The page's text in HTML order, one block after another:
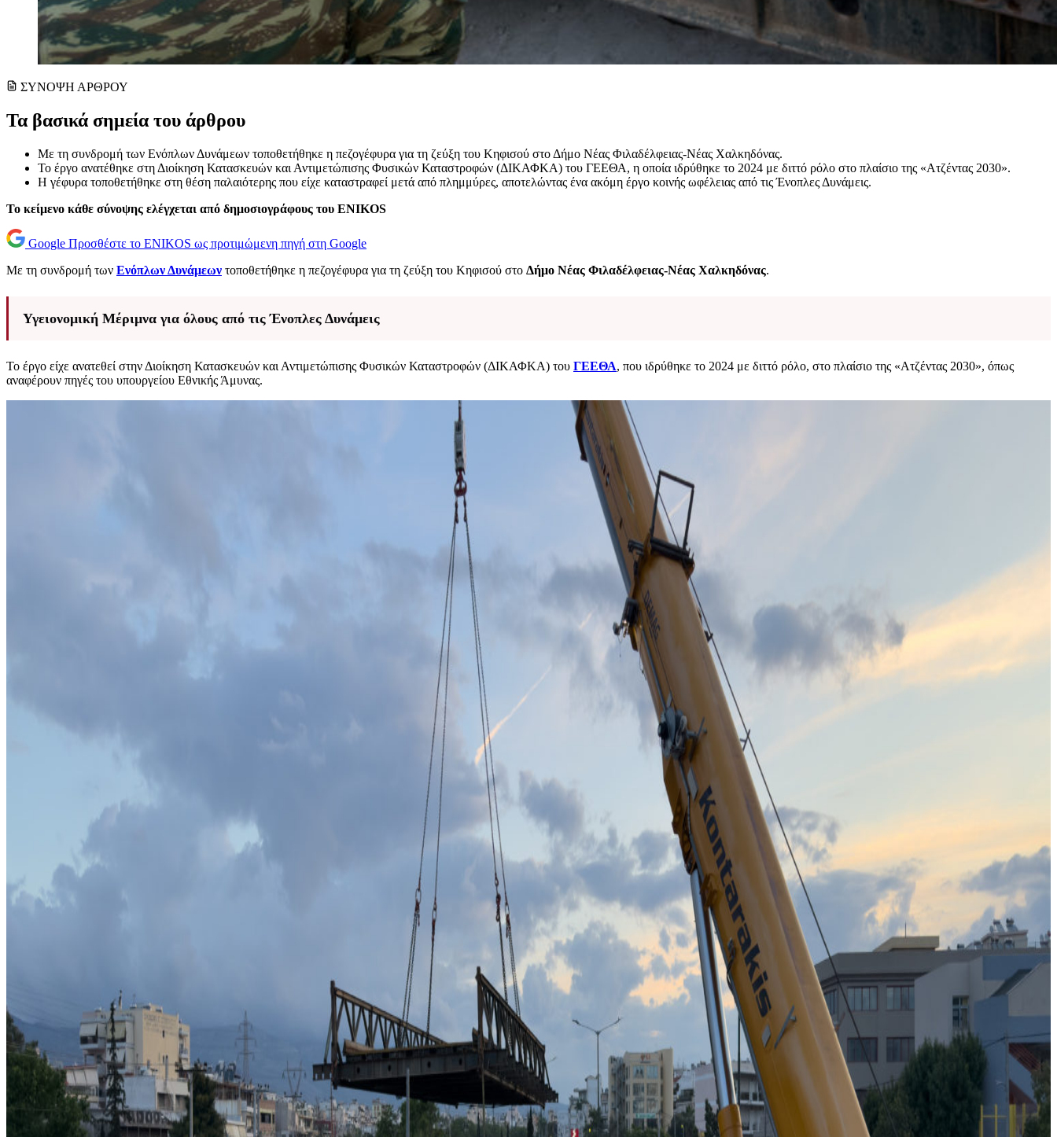
ΣΥΝΟΨΗ ΑΡΘΡΟΥ
Τα βασικά σημεία του άρθρου
Με τη συνδρομή των Ενόπλων Δυνάμεων τοποθετήθηκε η πεζογέφυρα για τη ζεύξη του Κηφισού στο Δήμο Νέας Φιλαδέλφειας-Νέας Χαλκηδόνας.
Το έργο ανατέθηκε στη Διοίκηση Κατασκευών και Αντιμετώπισης Φυσικών Καταστροφών (ΔΙΚΑΦΚΑ) του ΓΕΕΘΑ, η οποία ιδρύθηκε το 2024 με διττό ρόλο στο πλαίσιο της «Ατζέντας 2030».
Η γέφυρα τοποθετήθηκε στη θέση παλαιότερης που είχε καταστραφεί μετά από πλημμύρες, αποτελώντας ένα ακόμη έργο κοινής ωφέλειας από τις Ένοπλες Δυνάμεις.
Το κείμενο κάθε σύνοψης ελέγχεται από δημοσιογράφους του ENIKOS
Google Προσθέστε το ENIKOS ως προτιμώμενη πηγή στη Google
Με τη συνδρομή των Ενόπλων Δυνάμεων τοποθετήθηκε η πεζογέφυρα για τη ζεύξη του Κηφισού στο Δήμο Νέας Φιλαδέλφειας-Νέας Χαλκηδόνας.
Υγειονομική Μέριμνα για όλους από τις Ένοπλες Δυνάμεις
Το έργο είχε ανατεθεί στην Διοίκηση Κατασκευών και Αντιμετώπισης Φυσικών Καταστροφών (ΔΙΚΑΦΚΑ) του ΓΕΕΘΑ, που ιδρύθηκε το 2024 με διττό ρόλο, στο πλαίσιο της «Ατζέντας 2030», όπως
αναφέρουν πηγές του υπουργείου Εθνικής Άμυνας.